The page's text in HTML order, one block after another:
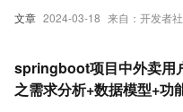
文章 2024-03-18 来自：开发者
springboot项目中外卖用
之需求分析+数据模型+功